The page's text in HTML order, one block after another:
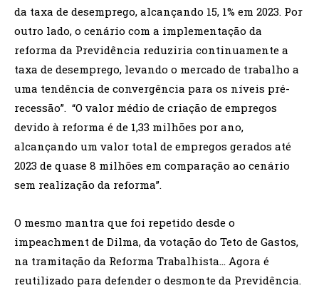
da taxa de desemprego, alcançando 15, 1% em 2023. Por
outro lado, o cenário com a implementação da
reforma da Previdência reduziria continuamente a
taxa de desemprego, levando o mercado de trabalho a
uma tendência de convergência para os níveis pré-
recessão”. “O valor médio de criação de empregos
devido à reforma é de 1,33 milhões por ano,
alcançando um valor total de empregos gerados até
2023 de quase 8 milhões em comparação ao cenário
sem realização da reforma”.
O mesmo mantra que foi repetido desde o
impeachment de Dilma, da votação do Teto de Gastos,
na tramitação da Reforma Trabalhista… Agora é
reutilizado para defender o desmonte da Previdência.